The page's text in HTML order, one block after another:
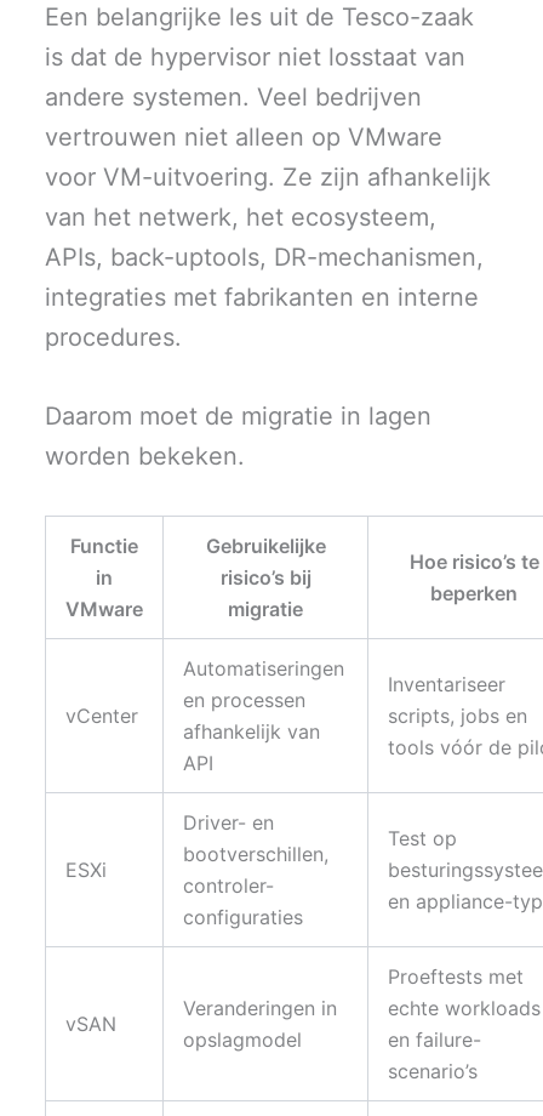
Een belangrijke les uit de Tesco-zaak
is dat de hypervisor niet losstaat van
andere systemen. Veel bedrijven
vertrouwen niet alleen op VMware
voor VM-uitvoering. Ze zijn afhankelijk
van het netwerk, het ecosysteem,
APIs, back-uptools, DR-mechanismen,
integraties met fabrikanten en interne
procedures.
Daarom moet de migratie in lagen
worden bekeken.
Functie
in
VMware
Gebruikelijke
risico’s bij
migratie
Hoe risico’s te
beperken
vCenter
Automatiseringen
en processen
afhankelijk van
API
Inventariseer
scripts, jobs en
tools vóór de
ESXi
Driver- en
bootverschillen,
controler-
configuraties
Test op
en appliance-
vSAN
Veranderingen in
opslagmodel
Proeftests met
echte workloads
en failure-
scenario’s